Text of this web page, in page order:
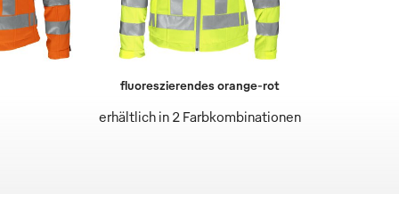
erhältlich in 2 Farbkombinationen
fluoreszierendes orange-rot